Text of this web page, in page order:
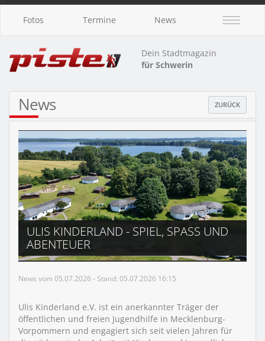
Fotos Termine News
Dein Stadtmagazin
für Schwerin
News ZURÜCK
ULIS KINDERLAND - SPIEL, SPASS UND
ABENTEUER
News vom 05.07.2026 - Stand: 05.07.2026 16:15
Ulis Kinderland e.V. ist ein anerkannter Träger der
öffentlichen und freien Jugendhilfe in Mecklenburg-
Vorpommern und engagiert sich seit vielen Jahren für